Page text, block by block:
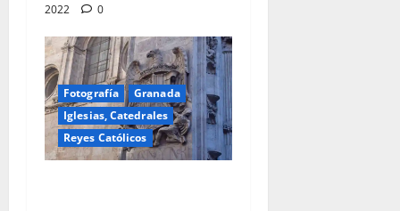
2022
0
Fotografía
Granada
Iglesias, Catedrales
Reyes Católicos